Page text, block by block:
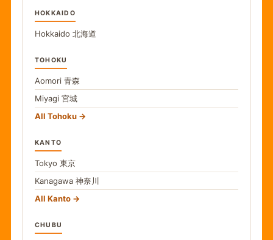
HOKKAIDO
Hokkaido 北海道
TOHOKU
Aomori 青森
Miyagi 宮城
All Tohoku
KANTO
Tokyo 東京
Kanagawa 神奈川
All Kanto
CHUBU